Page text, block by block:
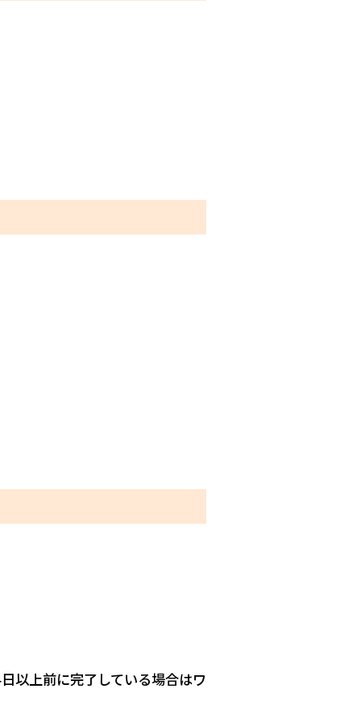
以上前に完了している場合はワ